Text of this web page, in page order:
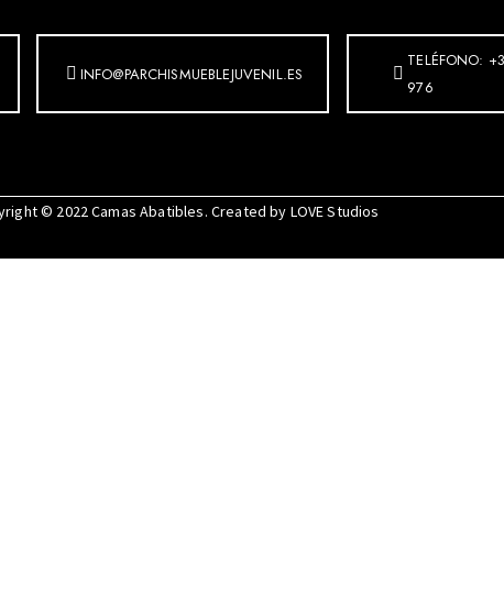
INFO@PARCHISMUEBLEJUVENIL.ES
TELÉFONO:
976
© 2022Camas Abatibles. Created by LOVE Studios